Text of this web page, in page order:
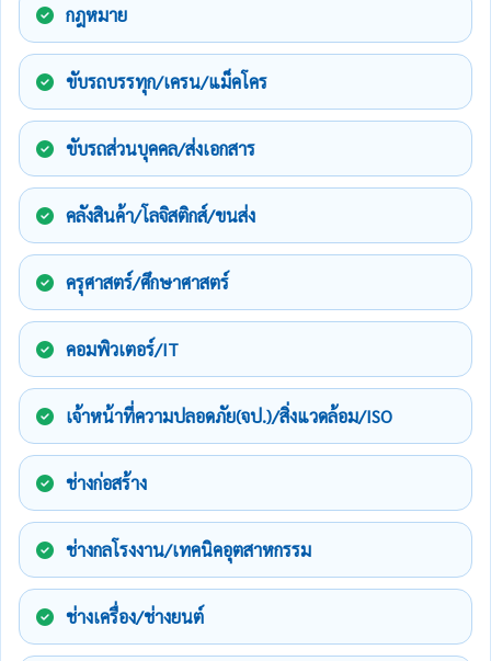
กฎหมาย
ขับรถบรรทุก/เครน/แม็คโคร
ขับรถส่วนบุคคล/ส่งเอกสาร
คลังสินค้า/โลจิสติกส์/ขนส่ง
ครุศาสตร์/ศึกษาศาสตร์
คอมพิวเตอร์/IT
เจ้าหน้าที่ความปลอดภัย(จป.)/สิ่งแวดล้อม/ISO
ช่างก่อสร้าง
ช่างกลโรงงาน/เทคนิคอุตสาหกรรม
ช่างเครื่อง/ช่างยนต์